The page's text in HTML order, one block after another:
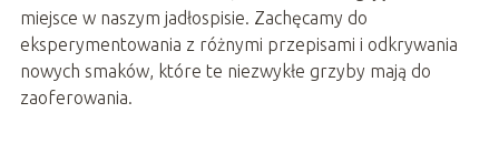
miejsce w naszym jadłospisie. Zachęcamy do
eksperymentowania z różnymi przepisami i odkrywania
nowych smaków, które te niezwykłe grzyby mają do
zaoferowania.